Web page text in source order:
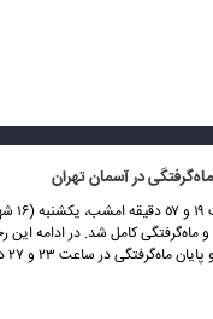
در آسمان تهران
در ساعت ٢٣ و ٢٧ دقیقه اتفاق می‌افتد.